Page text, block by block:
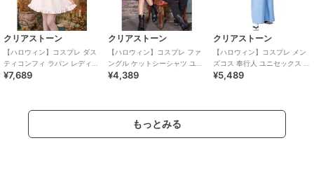
クリアストーン
【ハロウィン】コスプレ ダス
ティコンフィ ラパン レディー
ス ピンク
¥7,689
クリアストーン
【ハロウィン】コスプレ ファ
ングル ケットシーシャツ ユニ
セックス グレー ハロウィーン
¥4,389
クリアストーン
【ハロウィン】コスプレ メン
ズコス 奉行人 ユニセックス ブ
ルー
¥5,489
もっとみる